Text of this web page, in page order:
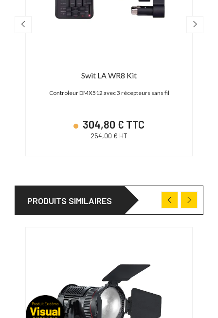
Swit LA WR8 Kit
Controleur DMX512 avec 3 récepteurs sans fil
304,80 € TTC
254,00 € HT
PRODUITS SIMILAIRES